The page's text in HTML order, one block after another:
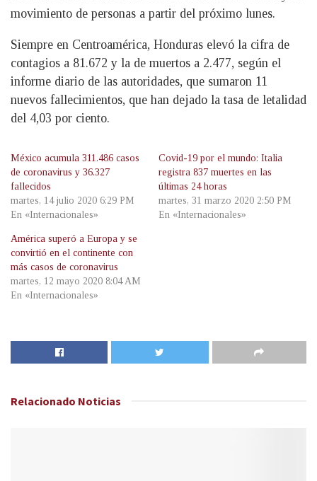
movimiento de personas a partir del próximo lunes.
Siempre en Centroamérica, Honduras elevó la cifra de
contagios a 81.672 y la de muertos a 2.477, según el
informe diario de las autoridades, que sumaron 11
nuevos fallecimientos, que han dejado la tasa de letalidad
del 4,03 por ciento.
México acumula 311.486 casos
de coronavirus y 36.327
fallecidos
martes, 14 julio 2020 6:29 PM
En «Internacionales»
Covid-19 por el mundo: Italia
registra 837 muertes en las
últimas 24 horas
martes, 31 marzo 2020 2:50 PM
En «Internacionales»
América superó a Europa y se
convirtió en el continente con
más casos de coronavirus
martes, 12 mayo 2020 8:04 AM
En «Internacionales»
Relacionado Noticias